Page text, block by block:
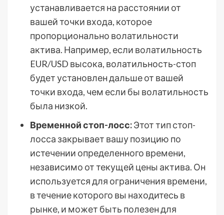
устанавливается на расстоянии от
вашей точки входа, которое
пропорционально волатильности
актива. Например, если волатильность
EUR/USD высока, волатильность-стоп
будет установлен дальше от вашей
точки входа, чем если бы волатильность
была низкой.
Временной стоп-лосс:Этот тип стоп-
лосса закрывает вашу позицию по
истечении определенного времени,
независимо от текущей цены актива. Он
используется для ограничения времени,
в течение которого вы находитесь в
рынке, и может быть полезен для